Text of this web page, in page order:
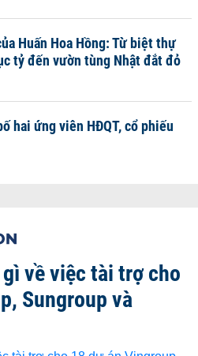
Huấn Hoa Hồng: Từ biệt thự
tỷ đến vườn tùng Nhật đắt đỏ
hai ứng viên HĐQT, cổ phiếu
về việc tài trợ cho
Sungroup và